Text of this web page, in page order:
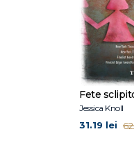
Fete
Jessica Knoll
31.19 lei